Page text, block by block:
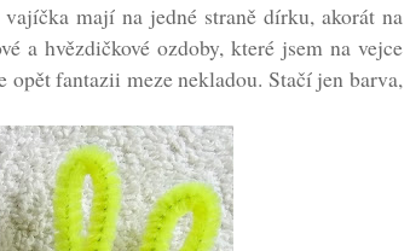
mají na jedné straně dírku, akorát na
a hvězdičkové ozdoby, které jsem na vejce
fantazii meze nekladou. Stačí jen barva,